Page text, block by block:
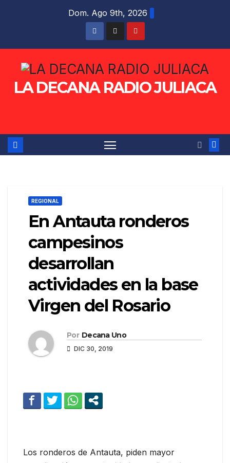
Dom. Ago 9th, 2026
LA DECANA RADIO JULIACA
REGIONAL
En Antauta ronderos
campesinos
desarrollan
actividades en la base
Virgen del Rosario
Por Decana Uno
DIC 30, 2019
Los ronderos de Antauta, piden mayor